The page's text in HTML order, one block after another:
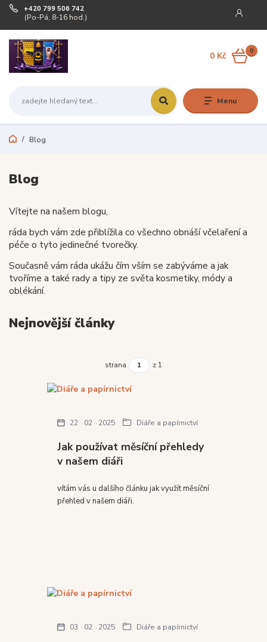
Menu
+420 799 506 742
(Po-Pá, 8-16 hod.)
0
0 Kč
Blog
Blog
Vítejte na našem blogu,
ráda bych vám zde přiblížila co všechno obnáší včelaření a
péče o tyto jedinečné tvorečky.
Současně vám ráda ukážu čím vším se zabýváme a jak
tvoříme a také rady a tipy ze světa kosmetiky, módy a
oblékání.
Nejnovější články
strana z 1
Jak používat měsíční přehledy
v našem diáři
22 02 2025 Diáře a papírnictví
vítám vás u dalšího článku jak využít měsíční
přehled v našem diáři.
03 02 2025 Diáře a papírnictví